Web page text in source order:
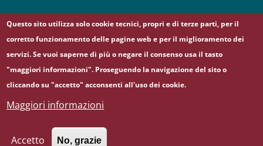
CIAO
Sapienza Store
© Sapienza Università di Roma - Piazzale Aldo Moro 5,
02133771002
Questo sito utilizza solo cookie tecnici, propri e di terze parti, per il
corretto funzionamento delle pagine web e per il miglioramento dei
servizi. Se vuoi saperne di più o negare il consenso usa il tasto
"maggiori informazioni". Proseguendo la navigazione del sito o
cliccando su "accetto" acconsenti all'uso dei cookie.
Maggiori informazioni
Accetto No, grazie